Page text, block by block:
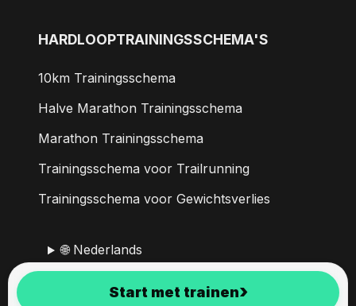
Start met trainen›
HARDLOOPTRAININGSSCHEMA'S
10km Trainingsschema
Halve Marathon Trainingsschema
Marathon Trainingsschema
Trainingsschema voor Trailrunning
Trainingsschema voor Gewichtsverlies
🌐 Nederlands